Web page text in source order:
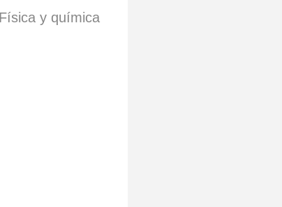
y química